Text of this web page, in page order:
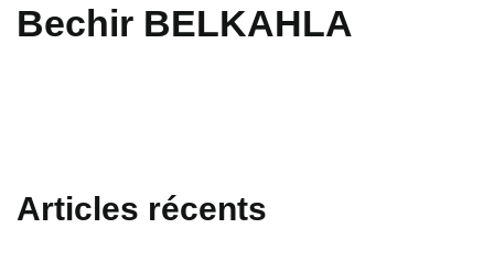
Bechir BELKAHLA
Articles récents